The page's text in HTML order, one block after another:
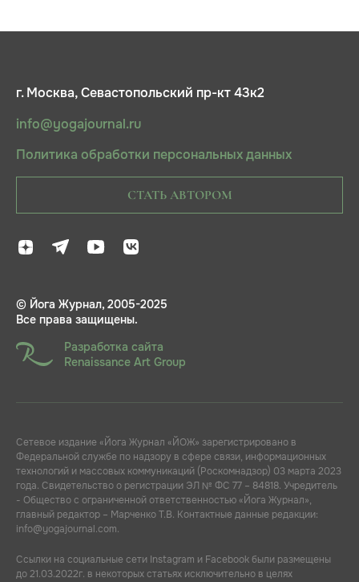
г. Москва, Севастопольский пр-кт 43к2
info@yogajournal.ru
Политика обработки персональных данных
СТАТЬ АВТОРОМ
© Йога Журнал, 2005-2025
Все права защищены.
Разработка сайта
Renaissance Art Group
Сетевое издание «Йога Журнал «ЙОЖ» зарегистрировано в
Федеральной службе по надзору в сфере связи, информационных
технологий и массовых коммуникаций (Роскомнадзор) 03 марта 2023
года. Свидетельство о регистрации ЭЛ № ФС 77 – 84818. Учредитель
- Общество с ограниченной ответственностью «Йога Журнал»,
главный редактор – Марченко Т.В. Контактные данные редакции:
info@yogajournal.com.
Ссылки на социальные сети Instagram и Facebook были размещены
до 21.03.2022г. в некоторых статьях исключительно в целях